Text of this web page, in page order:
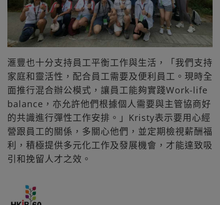
滙豐也十分支持員工平衡工作與生活，「我們支持
家庭和靈活性，配合員工需要及便利員工。現時全
面推行混合辦公模式，讓員工能夠實踐Work-life
balance，亦允許他們根據個人需要與主管協商好
的共識進行彈性工作安排。」Kristy表示要用心經
營跟員工的關係，多關心他們，並定期檢視薪酬福
利，積極提供多元化工作及發展機會，才能達致吸
引和挽留人才之效。